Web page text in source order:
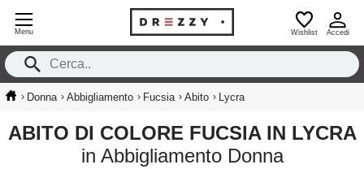
Menu Wishlist Accedi
› Donna › Abbigliamento › Fucsia › Abito › Lycra
ABITO DI COLORE FUCSIA IN LYCRA
in Abbigliamento Donna